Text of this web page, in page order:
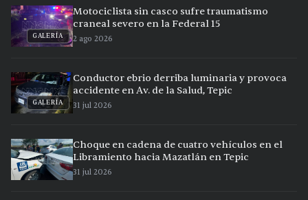
GALERÍA
Motociclista sin casco sufre traumatismo
craneal severo en la Federal 15
2 ago 2026
GALERÍA
Conductor ebrio derriba luminaria y provoca
accidente en Av. de la Salud, Tepic
31 jul 2026
Choque en cadena de cuatro vehículos en el
Libramiento hacia Mazatlán en Tepic
31 jul 2026